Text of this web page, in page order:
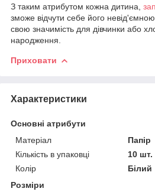
З таким атрибутом кожна дитина,
зможе відчути себе його
свою значимість для дівчинки або
народження.
Приховати
Характеристики
Основні атрибути
Матеріал
Папір
Кількість в упаковці
10 шт.
Колір
Білий
Розміри